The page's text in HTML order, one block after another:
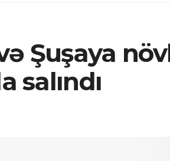
Şuşaya
salındı